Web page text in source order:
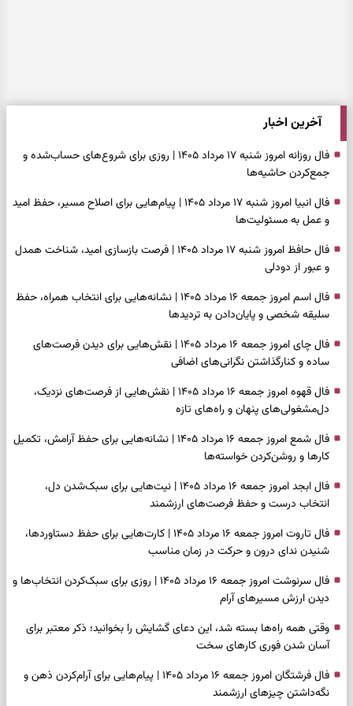
آخرین اخبار
فال روزانه امروز شنبه ۱۷ مرداد ۱۴۰۵ | روزی برای شروع‌های حساب‌شده و
جمع‌کردن حاشیه‌ها
فال انبیا امروز شنبه ۱۷ مرداد ۱۴۰۵ | پیام‌هایی برای اصلاح مسیر، حفظ امید
و عمل به مسئولیت‌ها
فال حافظ امروز شنبه ۱۷ مرداد ۱۴۰۵ | فرصت بازسازی امید، شناخت همدل
و عبور از دودلی
فال اسم امروز جمعه ۱۶ مرداد ۱۴۰۵ | نشانه‌هایی برای انتخاب همراه، حفظ
سلیقه شخصی و پایان‌دادن به تردیدها
فال چای امروز جمعه ۱۶ مرداد ۱۴۰۵ | نقش‌هایی برای دیدن فرصت‌های
ساده و کنارگذاشتن نگرانی‌های اضافی
فال قهوه امروز جمعه ۱۶ مرداد ۱۴۰۵ | نقش‌هایی از فرصت‌های نزدیک،
دل‌مشغولی‌های پنهان و راه‌های تازه
فال شمع امروز جمعه ۱۶ مرداد ۱۴۰۵ | نشانه‌هایی برای حفظ آرامش، تکمیل
کارها و روشن‌کردن خواسته‌ها
فال ابجد امروز جمعه ۱۶ مرداد ۱۴۰۵ | نیت‌هایی برای سبک‌شدن دل،
انتخاب درست و حفظ فرصت‌های ارزشمند
فال تاروت امروز جمعه ۱۶ مرداد ۱۴۰۵ | کارت‌هایی برای حفظ دستاوردها،
شنیدن ندای درون و حرکت در زمان مناسب
فال سرنوشت امروز جمعه ۱۶ مرداد ۱۴۰۵ | روزی برای سبک‌کردن انتخاب‌ها و
دیدن ارزش مسیرهای آرام
وقتی همه راه‌ها بسته شد، این دعای گشایش را بخوانید؛ ذکر معتبر برای
آسان شدن فوری کارهای سخت
فال فرشتگان امروز جمعه ۱۶ مرداد ۱۴۰۵ | پیام‌هایی برای آرام‌کردن ذهن و
نگه‌داشتن چیزهای ارزشمند